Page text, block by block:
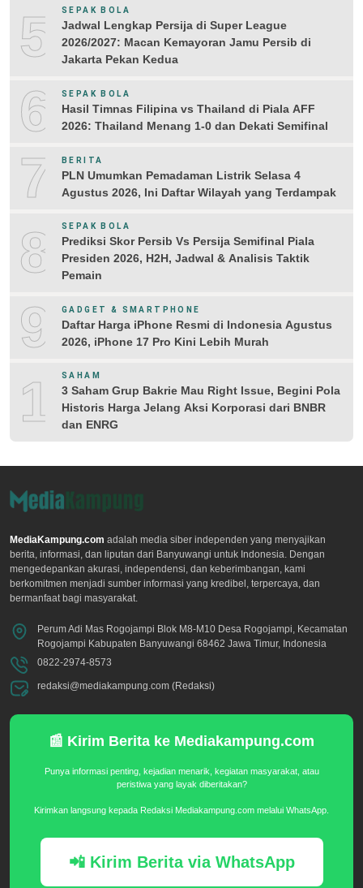
5 SEPAK BOLA
Jadwal Lengkap Persija di Super League
2026/2027: Macan Kemayoran Jamu Persib di
Jakarta Pekan Kedua
6 SEPAK BOLA
Hasil Timnas Filipina vs Thailand di Piala AFF
2026: Thailand Menang 1-0 dan Dekati Semifinal
7 BERITA
PLN Umumkan Pemadaman Listrik Selasa 4
Agustus 2026, Ini Daftar Wilayah yang Terdampak
8 SEPAK BOLA
Prediksi Skor Persib Vs Persija Semifinal Piala
Presiden 2026, H2H, Jadwal & Analisis Taktik
Pemain
9 GADGET & SMARTPHONE
Daftar Harga iPhone Resmi di Indonesia Agustus
2026, iPhone 17 Pro Kini Lebih Murah
10
SAHAM
3 Saham Grup Bakrie Mau Right Issue, Begini Pola
Historis Harga Jelang Aksi Korporasi dari BNBR
dan ENRG
MediaKampung.com adalah media siber independen yang menyajikan
berita, informasi, dan liputan dari Banyuwangi untuk Indonesia. Dengan
mengedepankan akurasi, independensi, dan keberimbangan, kami
berkomitmen menjadi sumber informasi yang kredibel, terpercaya, dan
bermanfaat bagi masyarakat.
Perum Adi Mas Rogojampi Blok M8-M10 Desa Rogojampi, Kecamatan
Rogojampi Kabupaten Banyuwangi 68462 Jawa Timur, Indonesia
0822-2974-8573
redaksi@mediakampung.com (Redaksi)
📰 Kirim Berita ke Mediakampung.com
Punya informasi penting, kejadian menarik, kegiatan masyarakat, atau
peristiwa yang layak diberitakan?
Kirimkan langsung kepada Redaksi Mediakampung.com melalui WhatsApp.
📲 Kirim Berita via WhatsApp